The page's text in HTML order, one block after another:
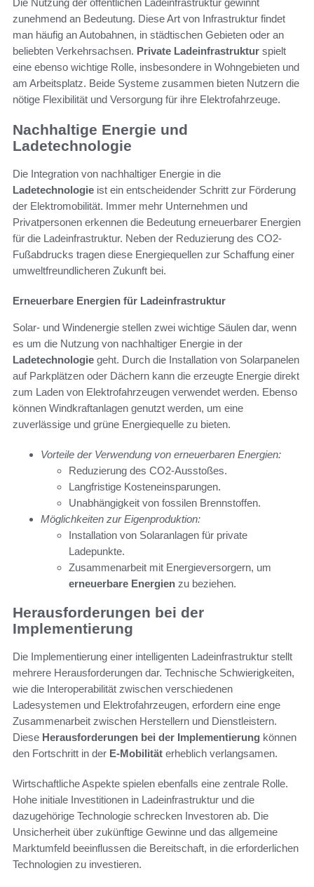
Die Nutzung der öffentlichen Ladeinfrastruktur gewinnt
zunehmend an Bedeutung. Diese Art von Infrastruktur findet
man häufig an Autobahnen, in städtischen Gebieten oder an
beliebten Verkehrsachsen. Private Ladeinfrastruktur spielt
eine ebenso wichtige Rolle, insbesondere in Wohngebieten und
am Arbeitsplatz. Beide Systeme zusammen bieten Nutzern die
nötige Flexibilität und Versorgung für ihre Elektrofahrzeuge.
Nachhaltige Energie und
Ladetechnologie
Die Integration von nachhaltiger Energie in die
Ladetechnologie ist ein entscheidender Schritt zur Förderung
der Elektromobilität. Immer mehr Unternehmen und
Privatpersonen erkennen die Bedeutung erneuerbarer Energien
für die Ladeinfrastruktur. Neben der Reduzierung des CO2-
Fußabdrucks tragen diese Energiequellen zur Schaffung einer
umweltfreundlicheren Zukunft bei.
Erneuerbare Energien für Ladeinfrastruktur
Solar- und Windenergie stellen zwei wichtige Säulen dar, wenn
es um die Nutzung von nachhaltiger Energie in der
Ladetechnologie geht. Durch die Installation von Solarpanelen
auf Parkplätzen oder Dächern kann die erzeugte Energie direkt
zum Laden von Elektrofahrzeugen verwendet werden. Ebenso
können Windkraftanlagen genutzt werden, um eine
zuverlässige und grüne Energiequelle zu bieten.
Vorteile der Verwendung von erneuerbaren Energien:
Reduzierung des CO2-Ausstoßes.
Langfristige Kosteneinsparungen.
Unabhängigkeit von fossilen Brennstoffen.
Möglichkeiten zur Eigenproduktion:
Installation von Solaranlagen für private
Ladepunkte.
Zusammenarbeit mit Energieversorgern, um
erneuerbare Energien zu beziehen.
Herausforderungen bei der
Implementierung
Die Implementierung einer intelligenten Ladeinfrastruktur stellt
mehrere Herausforderungen dar. Technische Schwierigkeiten,
wie die Interoperabilität zwischen verschiedenen
Ladesystemen und Elektrofahrzeugen, erfordern eine enge
Zusammenarbeit zwischen Herstellern und Dienstleistern.
Diese Herausforderungen bei der Implementierung können
den Fortschritt in der E-Mobilität erheblich verlangsamen.
Wirtschaftliche Aspekte spielen ebenfalls eine zentrale Rolle.
Hohe initiale Investitionen in Ladeinfrastruktur und die
dazugehörige Technologie schrecken Investoren ab. Die
Unsicherheit über zukünftige Gewinne und das allgemeine
Marktumfeld beeinflussen die Bereitschaft, in die erforderlichen
Technologien zu investieren.